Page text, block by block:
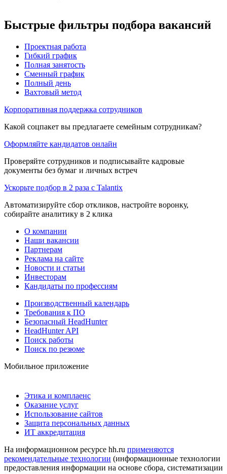
Быстрые фильтры подбора вакансий
Проектная работа
Гибкий график
Полная занятость
Сменный график
Полный день
Вахтовый метод
Корпоративная поддержка сотрудников
Какой соцпакет вы предлагаете семейным сотрудникам?
Оформляйте кандидатов онлайн
Проверяйте сотрудников и подписывайте кадровые
документы без бумаг и личных встреч
Ускорьте подбор в 2 раза с Talantix
Автоматизируйте сбор откликов, настройте воронку,
собирайте аналитику в 2 клика
О компании
Наши вакансии
Партнерам
Реклама на сайте
Новости и статьи
Инвесторам
Кандидаты по профессиям
Производственный календарь
Требования к ПО
Безопасный HeadHunter
HeadHunter API
Поиск работы
Поиск по резюме
Мобильное приложение
Этика и комплаенс
Оказание услуг
Использование сайтов
Защита персональных данных
ИТ аккредитация
На информационном ресурсе hh.ru применяются
рекомендательные технологии (информационные технологии
предоставления информации на основе сбора, систематизации